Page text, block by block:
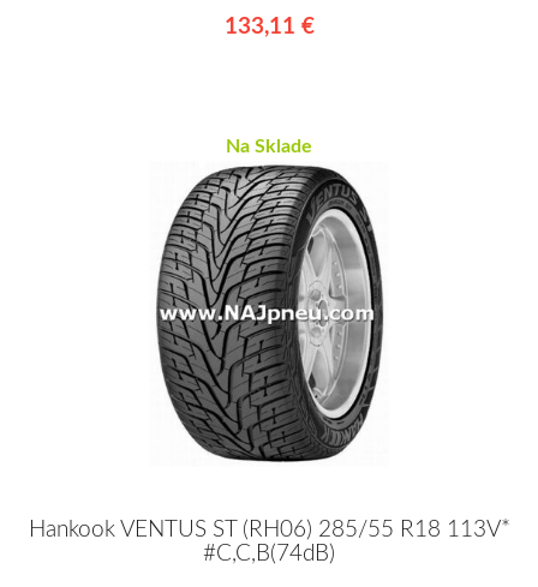
133,11 €
Na Sklade
Hankook VENTUS ST (RH06) 285/55 R18 113V*
#C,C,B(74dB)